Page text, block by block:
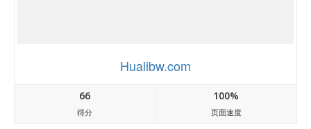
Hualibw.com
66
得分
100%
页面速度